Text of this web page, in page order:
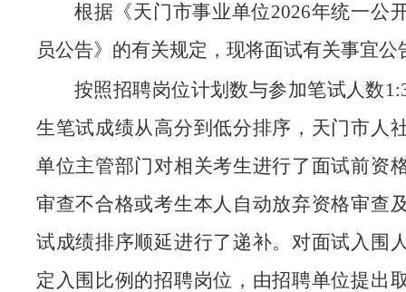
根据《天门市事业单位2026年统一公
员公告》的有关规定，现将面试有关事宜公
按照招聘岗位计划数与参加笔试人数
生笔试成绩从高分到低分排序，天门市人
单位主管部门对相关考生进行了面试前资
审查不合格或考生本人自动放弃资格审查
试成绩排序顺延进行了递补。对面试入围
定入围比例的招聘岗位，由招聘单位提出